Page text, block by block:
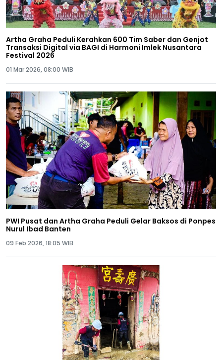
Artha Graha Peduli Kerahkan 600 Tim Saber dan Genjot
Transaksi Digital via BAGI di Harmoni Imlek Nusantara
Festival 2026
01 Mar 2026, 08:00 WIB
PWI Pusat dan Artha Graha Peduli Gelar Baksos di Ponpes
Nurul Ibad Banten
09 Feb 2026, 18:05 WIB